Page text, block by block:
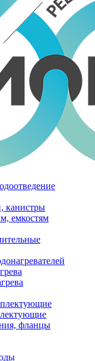
канистры
емкостям
фланцы